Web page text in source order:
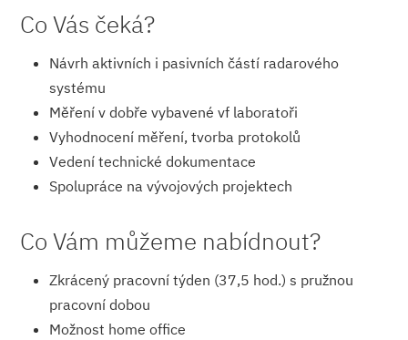
Co Vás čeká?
Návrh aktivních i pasivních částí radarového
systému
Měření v dobře vybavené vf laboratoři
Vyhodnocení měření, tvorba protokolů
Vedení technické dokumentace
Spolupráce na vývojových projektech
Co Vám můžeme nabídnout?
Zkrácený pracovní týden (37,5 hod.) s pružnou
pracovní dobou
Možnost home office